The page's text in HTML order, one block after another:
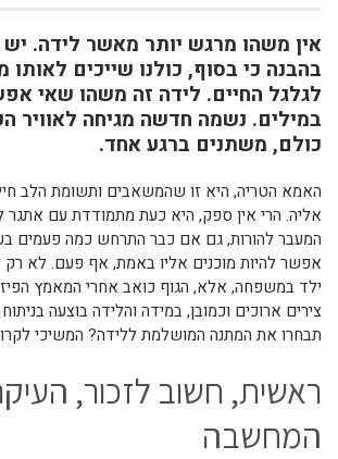
אין משהו מרגש יותר מאשר לידה.
בהבנה כי בסוף, כולנו שייכים
לגלגל החיים. לידה זה משהו שאי
במילים. נשמה חדשה מגיחה לאוויר
כולם, משתנים ברגע אחד.
האמא הטריה, היא זו שהמשאבים ותשומת הלב
אליה. הרי אין ספק, היא כעת מתמודדת עם
המעבר להורות, גם אם כבר התרחש כמה פעמים
אפשר להיות מוכנים אליו באמת, אף פעם. לא רק
ילד במשפחה, אלא, הגוף כואב אחרי המאמץ
צירים ארוכים וכמובן, במידה והלידה בוצעה
תבחרו את המתנה המושלמת ללידה? המשיכי
ראשית, חשוב לזכור,
המחשבה